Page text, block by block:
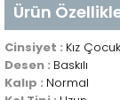
Ürün
Cinsiyet : Kız Çocuk
Desen : Baskılı
Kalıp : Normal